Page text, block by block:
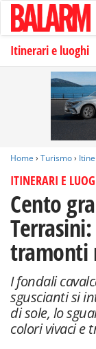
Itinerari e luoghi
Home › Turismo›
ITINERARI E
Cento
tramonti
I fondali
sguscianti si
di sole, lo
colori vivaci e